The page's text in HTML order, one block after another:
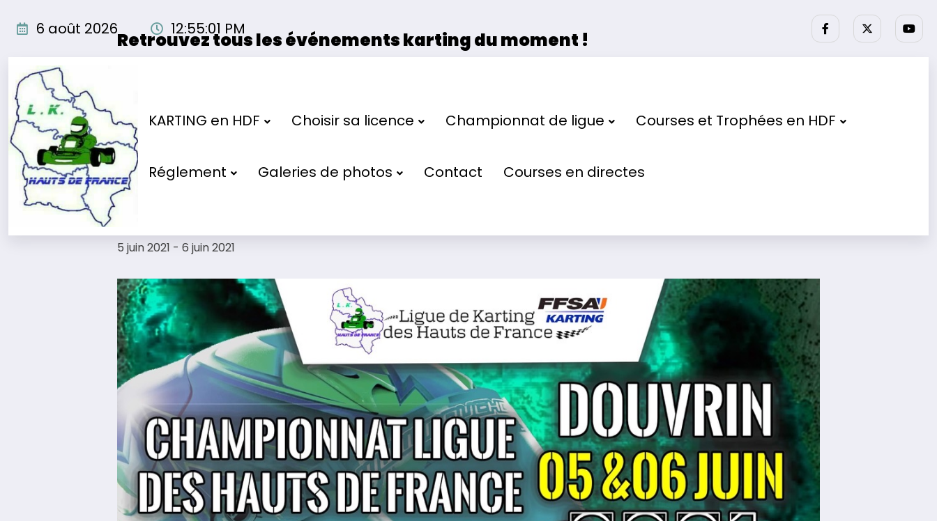
6 août 2026 12:55:02 PM
KARTING en HDF Choisir sa licence Championnat de ligue Courses et Trophées en HDF
Réglement Galeries de photos Contact Courses en directes
Retrouvez tous les événements karting du moment !
Cet évènement est passé.
Manche 1 – 2021
5 juin 2021 - 6 juin 2021